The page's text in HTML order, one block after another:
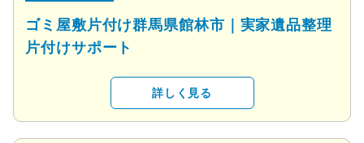
ゴミ屋敷片付け群馬県館林市｜実家遺品整理
片付けサポート
詳しく見る